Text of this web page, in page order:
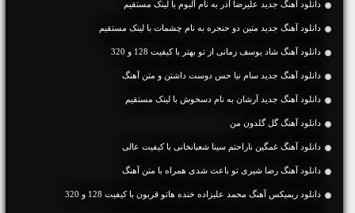
دانلود آهنگ جديد علیرضا آذر به نام آلبوم با لینک مستقیم
دانلود آهنگ جديد متین دو حنجره به نام چشمات با لینک مستقیم
دانلود آهنگ شاد یوسف زمانی از تو بهتر با کیفیت 128 و 320
دانلود آهنگ جديد سام نیا حس دوست داشتن و متن آهنگ
دانلود آهنگ جديد آرشان به نام دسخوش با لینک مستقیم
دانلود آهنگ گل گلدون من
دانلود آهنگ غمگین ناراحتم سینا شعبانخانی با کیفیت عالی
دانلود آهنگ رضا شیری تو باعث شدی همراه با متن آهنگ
دانلود ریمیکس آهنگ محمد علیزاده خنده هاتو قربون با کیفیت 128 و 320